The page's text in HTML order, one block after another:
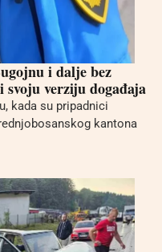
i dalje bez
svoju verziju događaja
kada su pripadnici
kantona